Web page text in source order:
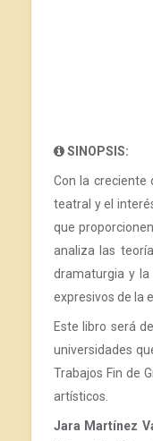
SINOPSIS:
Con la creciente
teatral y el
que
analiza las
dramaturgia y
expresivos de la
Este libro será
universidades
Trabajos Fin de
artísticos.
Jara Martínez